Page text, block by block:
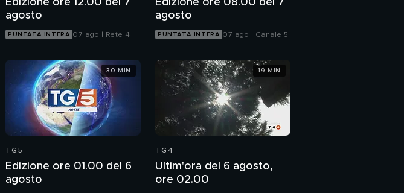
Edizione ore 12.00 del 7
agosto
PUNTATA INTERA 07 ago | Rete 4
Edizione ore 08.00 del 7
agosto
PUNTATA INTERA 07 ago | Canale 5
TG5
Edizione ore 01.00 del 6
agosto
30 MIN
TG4
Ultim'ora del 6 agosto,
ore 02.00
19 MIN